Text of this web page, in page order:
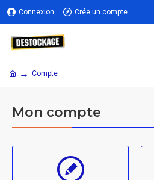
Connexion Crée un compte
Compte
Mon compte